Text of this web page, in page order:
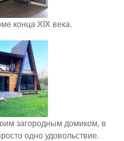
конца XIX века.
загородным домиком, в
одно удовольствие.